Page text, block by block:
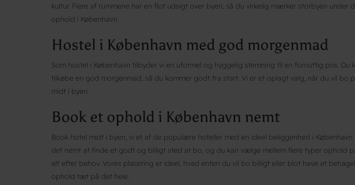
kultur. Flere af rummene har en flot udsigt over byen, så du virkelig mærker storbyen under
ophold i København.
Hostel i København med god morgenmad
Som hostel i København tilbyder vi en uformel og hyggelig stemning til en fornuftig pris. Du
tilkøbe en god morgenmad, så du kommer godt fra start. Vi er et oplagt valg, når du vil bo
midt i byen.
Book et ophold i København nemt
Book hotel midt i byen, vi et af de populære hoteller med en ideel beliggenhed i København.
det nemt at finde et godt og billigt sted at bo, og du kan vælge mellem flere typer ophold
alt efter behov. Vores placering er ideel, hvad enten du vil bo billigt eller blot have et
ophold tæt på det hele.